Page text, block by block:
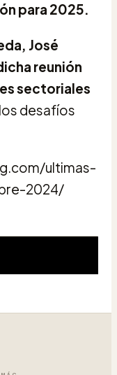
para 2025.
José
reunión
sectoriales
desafíos
ultimas-
2024/